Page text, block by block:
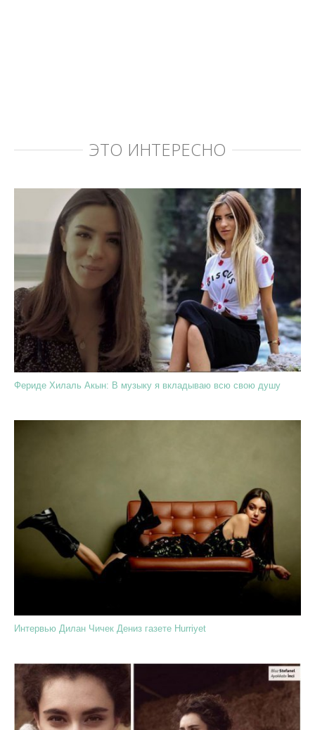
ЭТО ИНТЕРЕСНО
Фериде Хилаль Акын: В музыку я вкладываю всю свою душу
Интервью Дилан Чичек Дениз газете Hurriyet